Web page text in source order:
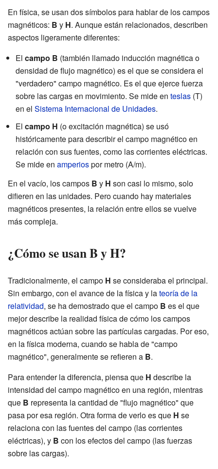
En física, se usan dos símbolos para hablar de los campos
magnéticos: B y H. Aunque están relacionados, describen
aspectos ligeramente diferentes:
El campo B (también llamado inducción magnética o
densidad de flujo magnético) es el que se considera el
"verdadero" campo magnético. Es el que ejerce fuerza
sobre las cargas en movimiento. Se mide en teslas (T)
en el Sistema Internacional de Unidades.
El campo H (o excitación magnética) se usó
históricamente para describir el campo magnético en
relación con sus fuentes, como las corrientes eléctricas.
Se mide en amperiospor metro (A/m).
En el vacío, los campos B y H son casi lo mismo, solo
difieren en las unidades. Pero cuando hay materiales
magnéticos presentes, la relación entre ellos se vuelve
más compleja.
¿Cómo se usan B y H?
Tradicionalmente, el campo H se consideraba el principal.
Sin embargo, con el avance de la física y lateoría de la
relatividad, se ha demostrado que el campo B es el que
mejor describe la realidad física de cómo los campos
magnéticos actúan sobre las partículas cargadas. Por eso,
en la física moderna, cuando se habla de "campo
magnético", generalmente se refieren a B.
Para entender la diferencia, piensa que H describe la
intensidad del campo magnético en una región, mientras
que B representa la cantidad de "flujo magnético" que
pasa por esa región. Otra forma de verlo es que H se
relaciona con las fuentes del campo (las corrientes
eléctricas), y B con los efectos del campo (las fuerzas
sobre las cargas).